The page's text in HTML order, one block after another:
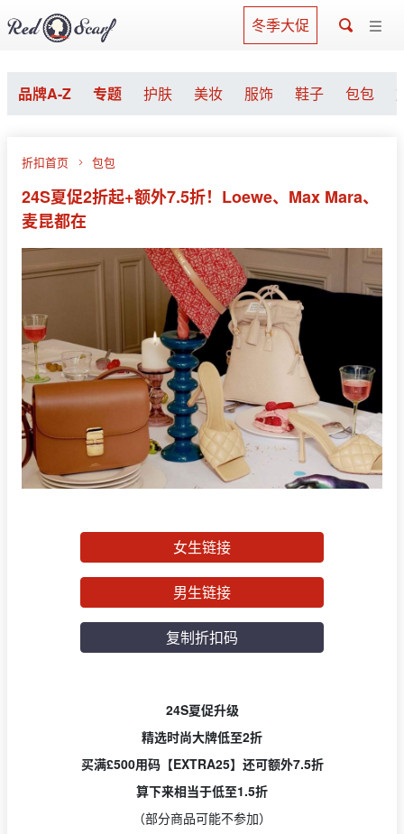
冬季大促
品牌A-Z 专题 护肤 美妆 服饰 鞋子 包包
折扣首页 包包
24S夏促2折起+额外7.5折！Loewe、Max Mara、
麦昆都在
女生链接
男生链接
复制折扣码
24S夏促升级
精选时尚大牌低至2折
买满£500用码【EXTRA25】还可额外7.5折
算下来相当于低至1.5折
（部分商品可能不参加）